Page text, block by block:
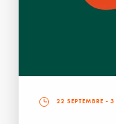
22 SEPTEMBRE - 3